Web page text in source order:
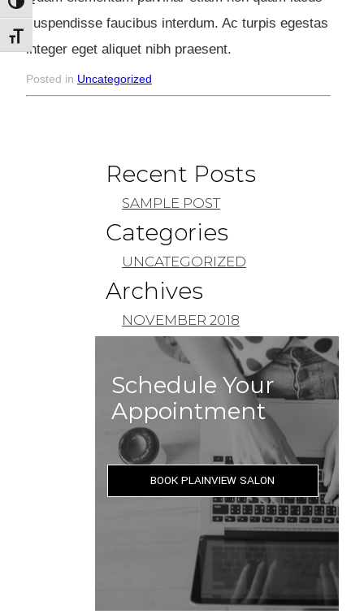
Toggle High Contrast
Toggle Font size
suspendisse faucibus interdum. Ac turpis egestas
integer eget aliquet nibh praesent.
Posted in Uncategorized
Recent Posts
SAMPLE POST
Categories
UNCATEGORIZED
Archives
NOVEMBER 2018
Schedule Your
Appointment
BOOK PLAINVIEW SALON